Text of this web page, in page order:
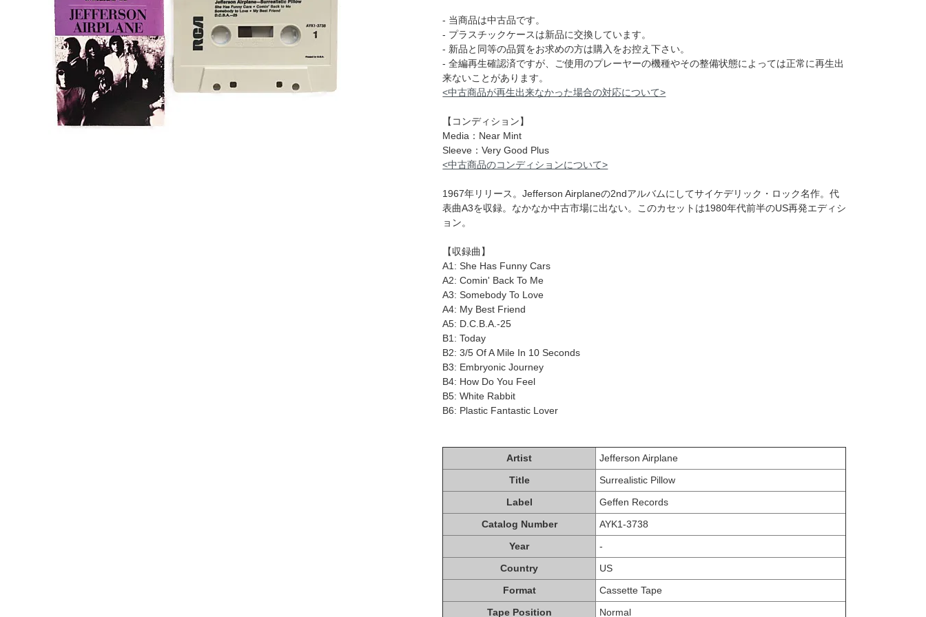
- 当商品は中古品です。
- プラスチックケースは新品に交換しています。
- 新品と同等の品質をお求めの方は購入をお控え下さい。
- 全編再生確認済ですが、ご使用のプレーヤーの機種やその整備状態によっては正常に再生出
来ないことがあります。
<中古商品が再生出来なかった場合の対応について>
【コンディション】
Media：Near Mint
Sleeve：Very Good Plus
<中古商品のコンディションについて>
1967年リリース。Jefferson Airplaneの2ndアルバムにしてサイケデリック・ロック名作。代
表曲A3を収録。なかなか中古市場に出ない。このカセットは1980年代前半のUS再発エディシ
ョン。
【収録曲】
A1: She Has Funny Cars
A2: Comin' Back To Me
A3: Somebody To Love
A4: My Best Friend
A5: D.C.B.A.-25
B1: Today
B2: 3/5 Of A Mile In 10 Seconds
B3: Embryonic Journey
B4: How Do You Feel
B5: White Rabbit
B6: Plastic Fantastic Lover
Artist
Jefferson Airplane
Title
Surrealistic Pillow
Label
Geffen Records
Catalog Number
AYK1-3738
Year
-
Country
US
Format
Cassette Tape
Tape Position
Normal